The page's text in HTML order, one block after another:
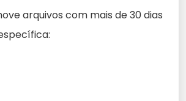
arquivos com mais de 30 dias